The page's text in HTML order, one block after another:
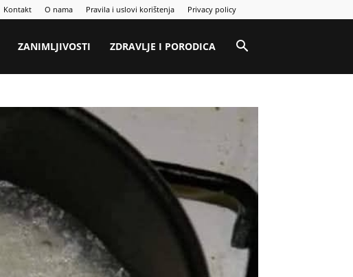
Kontakt O nama Pravila i uslovi korištenja Privacy policy
ZANIMLJIVOSTI ZDRAVLJE I PORODICA